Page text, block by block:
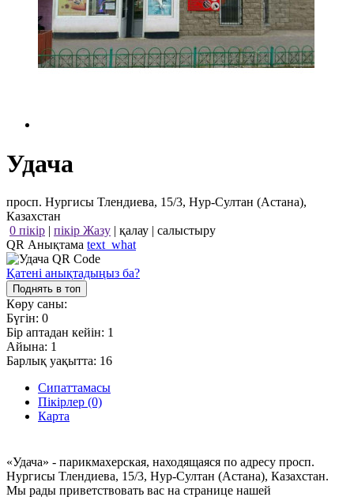
Удача
просп. Нургисы Тлендиева, 15/3, Нур-Султан (Астана),
Казахстан
0 пікір | пікір Жазу | қалау | салыстыру
QR Анықтама text_what
Қатені анықтадыңыз ба?
Поднять в топ
Көру саны:
Бүгін: 0
Бір аптадан кейін: 1
Айына: 1
Барлық уақытта: 16
Сипаттамасы
Пікірлер (0)
Карта
«Удача» - парикмахерская, находящаяся по адресу просп.
Нургисы Тлендиева, 15/3, Нур-Султан (Астана), Казахстан.
Мы рады приветствовать вас на странице нашей